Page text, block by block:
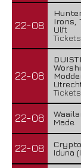
22-08
Irons,
Ulft
Tickets
22-08
Tickets
22-08
Made
22-08
Iduna